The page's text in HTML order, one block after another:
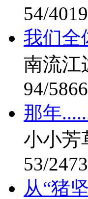
54/4019
我们全
南流江
94/5866
那年
小小芳
53/2473
从“猪